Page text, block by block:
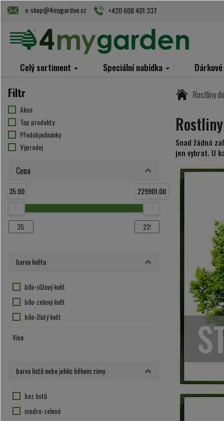
e-shop@4mygarden.cz +420 608 401 337
Celý sortiment Speciální nabídka
Filtr
Akce
Top produkty
Předobjednávky
Výprodej
Cena
35.00 229901.00
barva květu
bílo-růžový květ
bílo-zelený květ
bílo-žlutý květ
hnědo-bílý květ
květ nevýrazný nebo nekvete
modro-fialový květ
Více
barva listů nebo jehlic během zimy
bez listů
modro-zelená
Rostliny
Snad žádná
jen vybrat. U